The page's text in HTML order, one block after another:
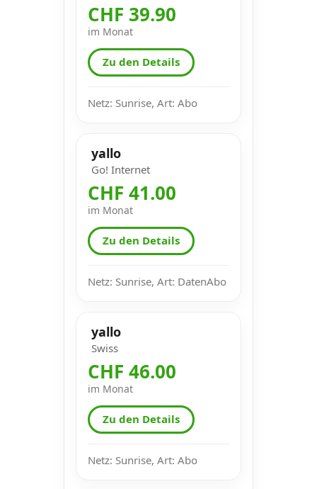
CHF 39.90
im Monat
Zu den Details
Netz: Sunrise, Art: Abo
yallo
Go! Internet
CHF 41.00
im Monat
Zu den Details
Netz: Sunrise, Art: DatenAbo
yallo
Swiss
CHF 46.00
im Monat
Zu den Details
Netz: Sunrise, Art: Abo